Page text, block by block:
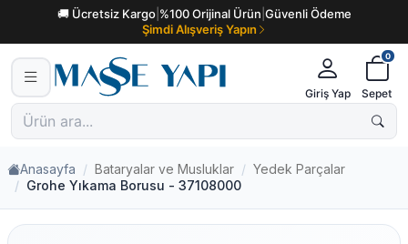
🚚 Ücretsiz Kargo| %100 Orijinal Ürün Güvenli Ödeme
Şimdi Alışveriş Yapın
Giriş Yap
0
Sepet
Anasayfa Bataryalar ve Musluklar
Yedek Parçalar
Grohe Yıkama Borusu - 37108000